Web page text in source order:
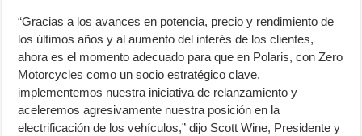
“Gracias a los avances en potencia, precio y rendimiento de
los últimos años y al aumento del interés de los clientes,
ahora es el momento adecuado para que en Polaris, con Zero
Motorcycles como un socio estratégico clave,
implementemos nuestra iniciativa de relanzamiento y
aceleremos agresivamente nuestra posición en la
electrificación de los vehículos,” dijo Scott Wine, Presidente y